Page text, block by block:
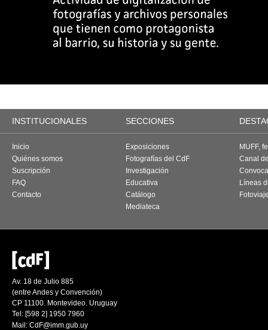
INSTITUCIONALES SECCIONES
Inicio
Quiénes somos
Suscripción
FAQ
Contacto
Exposiciones
Fotografías del CdF
Investigación
Educativa
Catálogo
Mediateca
MUFF,
Canal
Líneas
Av. 18 de Julio 885
(entre Andes y Convención)
CP 11100. Montevideo. Uruguay
Tel: [598 2] 1950 7960
Mail: CdF@imm.gub.uy